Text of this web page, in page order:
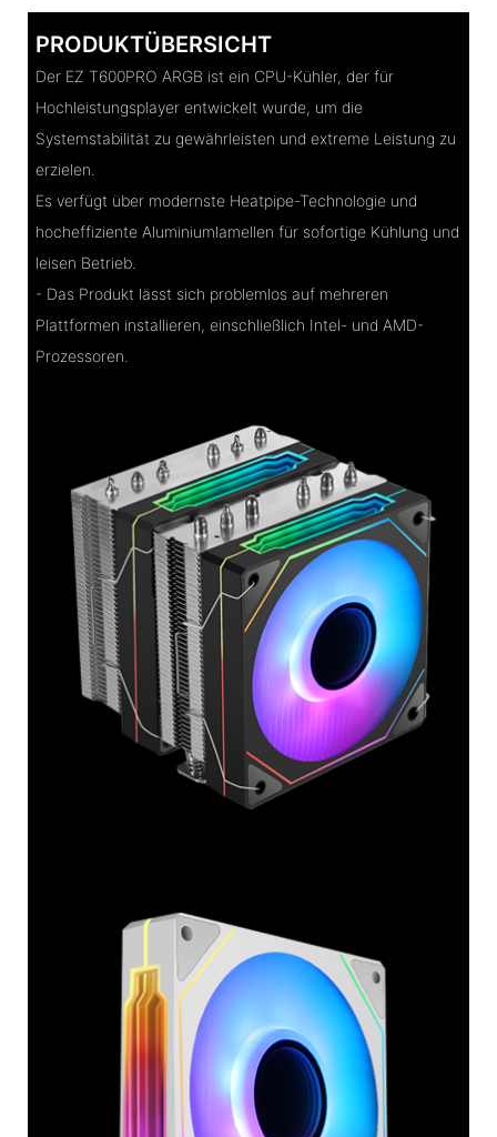
PRODUKTÜBERSICHT
Der EZ T600PRO ARGB ist ein CPU-Kühler, der für
Hochleistungsplayer entwickelt wurde, um die
Systemstabilität zu gewährleisten und extreme Leistung zu
erzielen.
Es verfügt über modernste Heatpipe-Technologie und
hocheffiziente Aluminiumlamellen für sofortige Kühlung und
leisen Betrieb.
- Das Produkt lässt sich problemlos auf mehreren
Plattformen installieren, einschließlich Intel- und AMD-
Prozessoren.